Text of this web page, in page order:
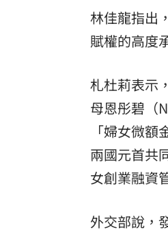
林佳龍指出
賦權的高度
札杜莉表示
母恩彤碧（
「婦女微
兩國元首共
女創業融資
外交部說，